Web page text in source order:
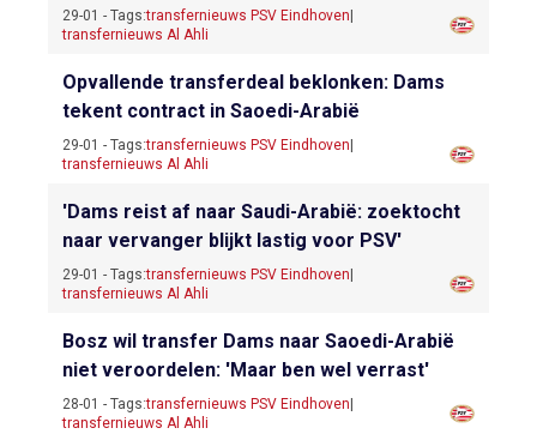
29-01 - Tags:transfernieuws PSV Eindhoven
transfernieuws Al Ahli
Opvallende transferdeal beklonken: Dams
tekent contract in Saoedi-Arabië
29-01 - Tags:transfernieuws PSV Eindhoven
transfernieuws Al Ahli
'Dams reist af naar Saudi-Arabië: zoektocht
naar vervanger blijkt lastig voor PSV'
29-01 - Tags:transfernieuws PSV Eindhoven
transfernieuws Al Ahli
Bosz wil transfer Dams naar Saoedi-Arabië
niet veroordelen: 'Maar ben wel verrast'
28-01 - Tags:transfernieuws PSV Eindhoven
transfernieuws Al Ahli